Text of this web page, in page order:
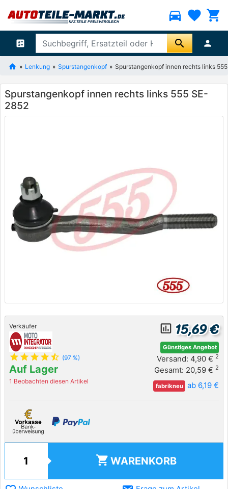
directions_car favorite shopping_cart
ballot search person
Lenkung Spurstangenkopf Spurstangenkopf innen rechts links
Spurstangenkopf innen rechts links 555 SE-
2852
Verkäufer
star star star star star_half (97 %)
Auf Lager
1 Beobachten diesen Artikel
insert_chart_outlined 15,69 €
Günstiges Angebot
Versand: 4,90 € 2
Gesamt: 20,59 € 2
fabrikneu ab 6,19 €
shopping_cart WARENKORB